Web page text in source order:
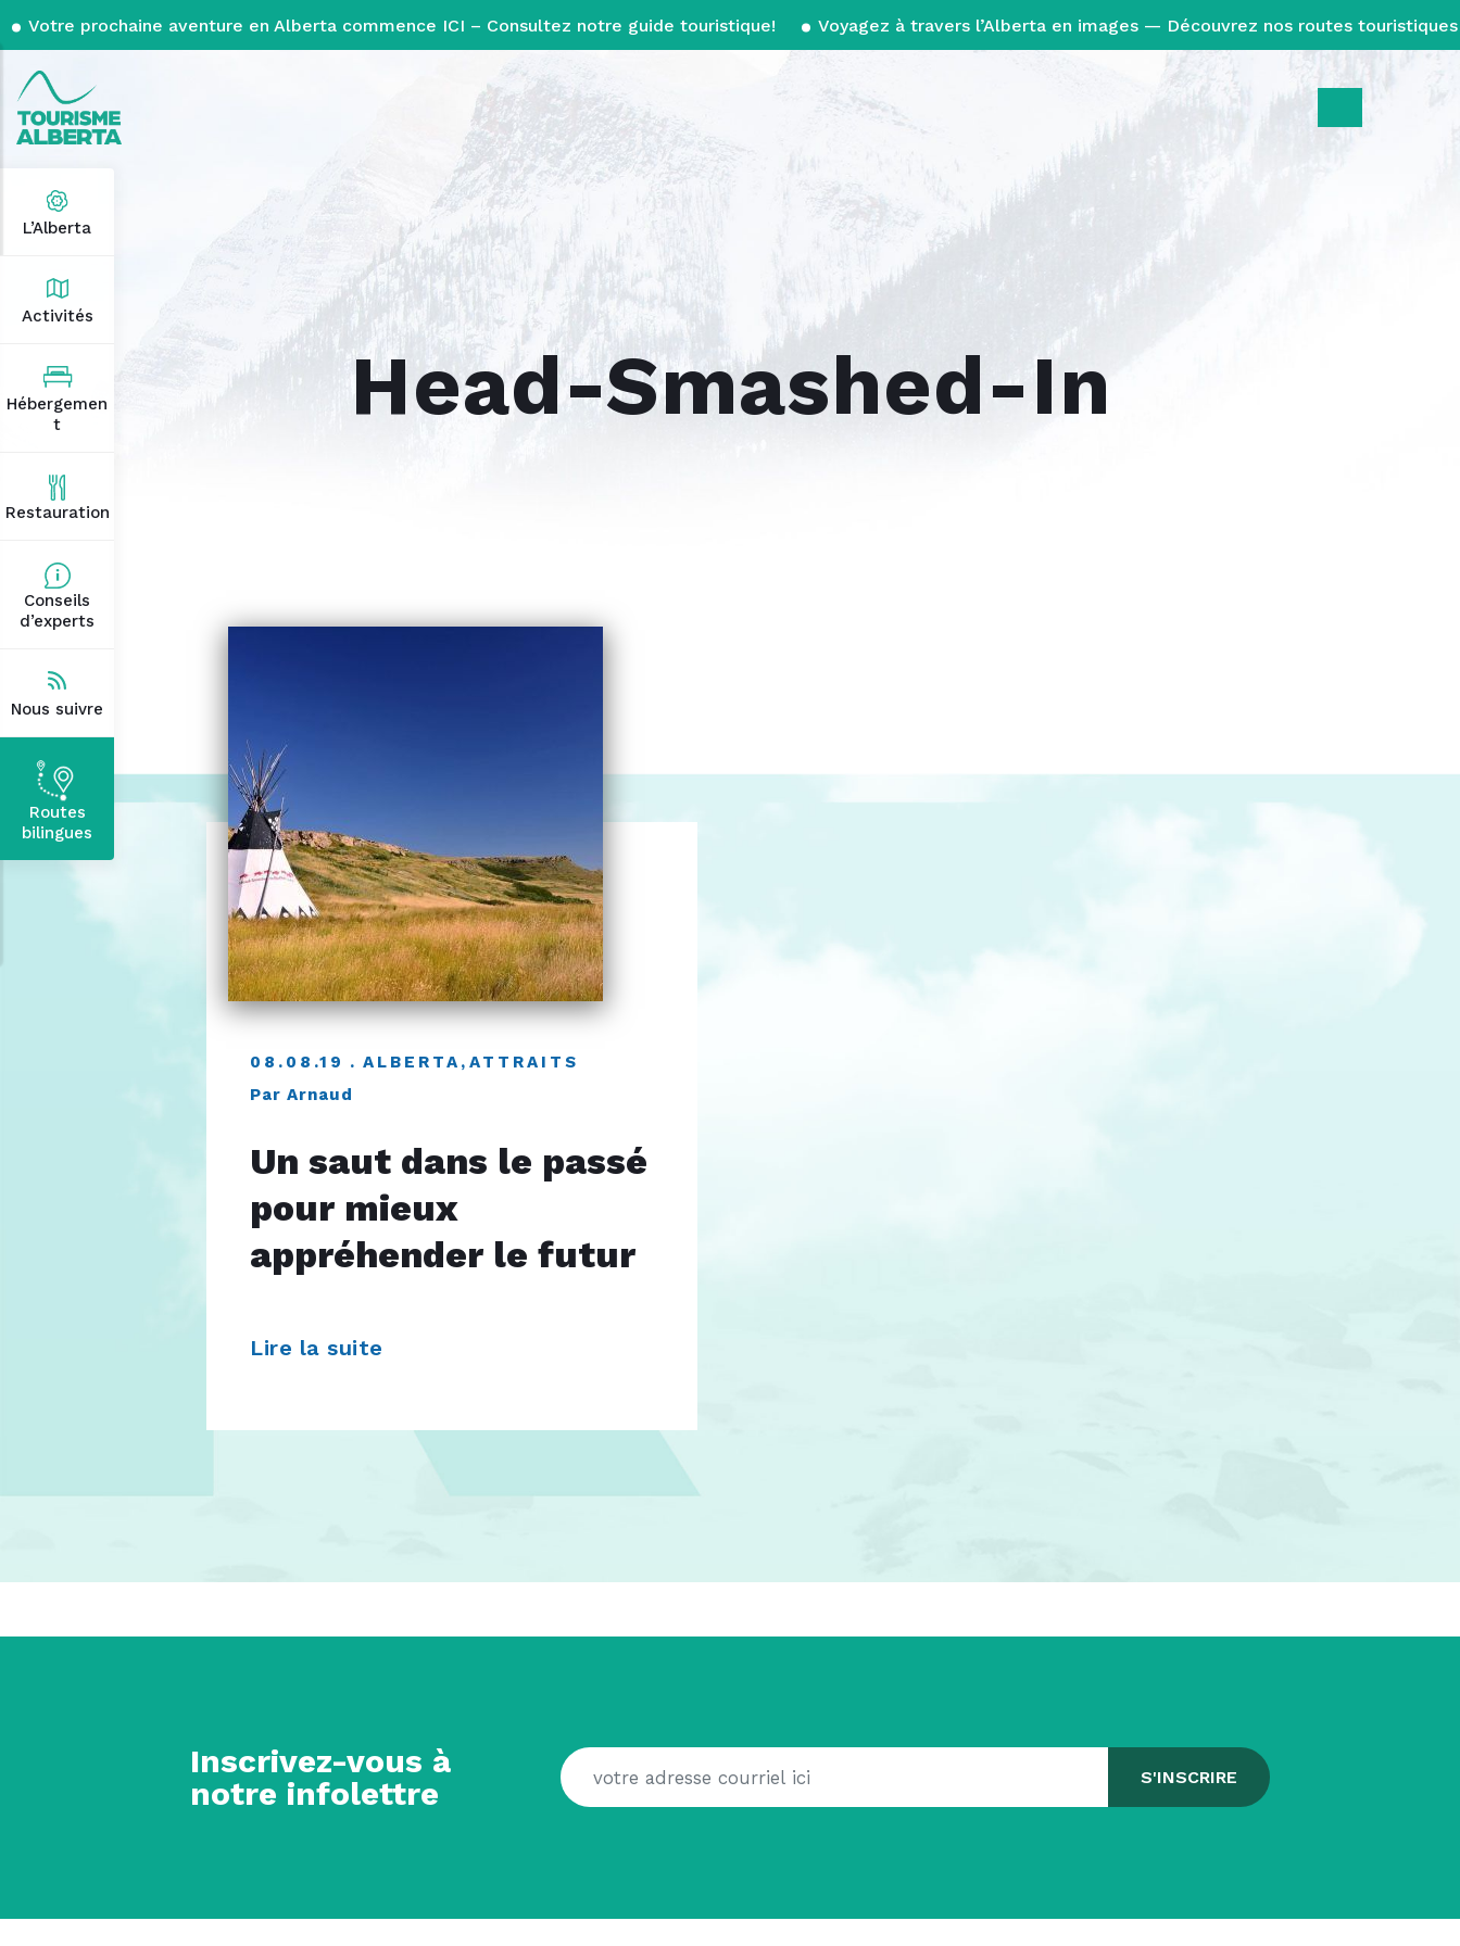
Votre prochaine aventure en Alberta commence ICI – Consultez notre guide touristique! Voyagez à travers l’Alberta en images — Découvrez nos routes touristiques
L’Alberta
Activités
Hébergemen
t
Restauration
Conseils
d’experts
Nous suivre
Routes
bilingues
Head-Smashed-In
08.08.19 ALBERTA , ATTRAITS
Par Arnaud
Un saut dans le passé
pour mieux
appréhender le futur
Lire la suite
Inscrivez-vous à
notre infolettre